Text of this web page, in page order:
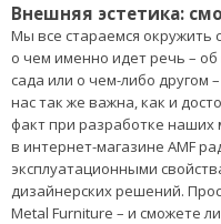
Внешняя эстетика:
Мы все стараемся
о чем именно идет речь –
сада или о чем-либо другом
нас так же важна, как и
факт при разработке наших
в интернет-магазине AMF
эксплуатационными
дизайнерских решений.
Metal Furniture – и сможете